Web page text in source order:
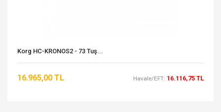
Korg HC-KRONOS2 - 73 Tuş...
16.965,00 TL Havale/EFT: 16.116,75 TL